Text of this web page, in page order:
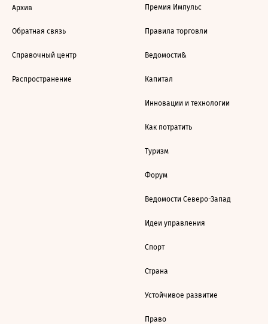
Архив
Обратная связь
Справочный центр
Распространение
Премия Импульс
Правила торговли
Ведомости&
Капитал
Инновации и технологии
Как потратить
Туризм
Форум
Ведомости Северо-Запад
Идеи управления
Спорт
Страна
Устойчивое развитие
Право